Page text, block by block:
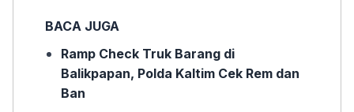
BACA JUGA
Ramp Check Truk Barang di
Balikpapan, Polda Kaltim Cek Rem dan
Ban